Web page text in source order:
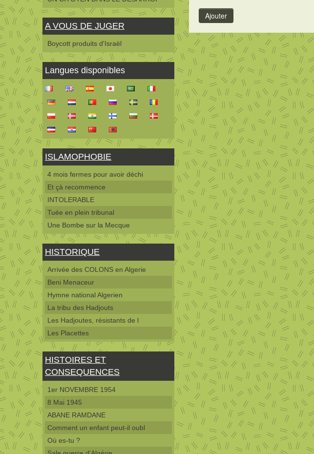
A VOUS DE JUGER
Boycott produits d'Israël
Langues disponibles
ISLAMOPHOBIE
4 mois fermes pour avoir déchi
Et çà recommence
INTOLERABLE
Tuée en plein tribunal
Une Bombe sur la Mecque
HISTORIQUE
Arrivée des COLONS en Algerie
Beni Menaceur
Hymne national Algerien
La tribu des Hadjouts
Les Hadjoutes, résistants de l
Les Placettes
HISTOIRES ET
CONSEQUENCES
1er NOVEMBRE 1954
8 Mai 1945
ABANE RAMDANE
Comment un enfant peut-il oubl
Où es-tu ?